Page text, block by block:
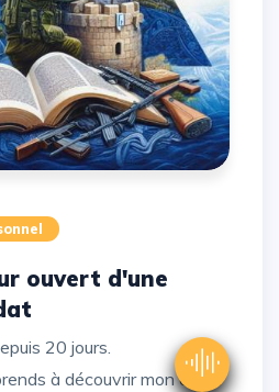
20 jours.
à découvrir mon cœur.